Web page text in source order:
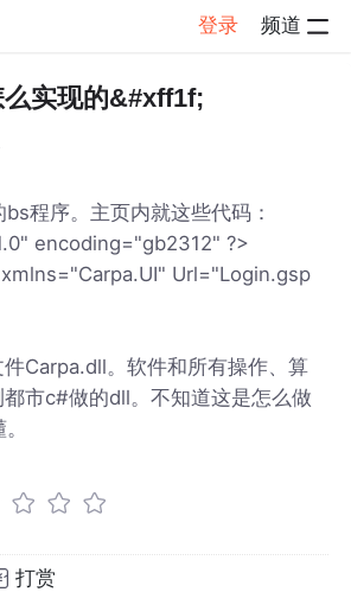
登录 频道
子详情
实现的&#xff1f;
程序。主页内就这些代码：
encoding="gb2312" ?>
Url="Login.gsp
Carpa.dll。软件和所有操作、算
市c#做的dll。不知道这是怎么做
打赏